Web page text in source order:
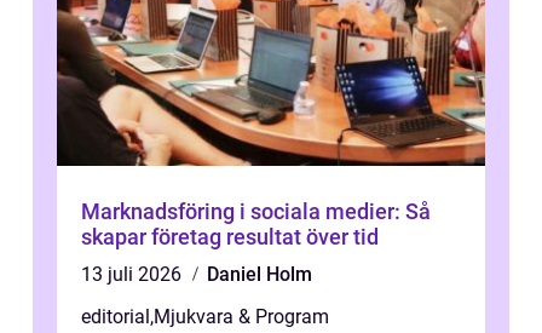
Marknadsföring i sociala medier: Så
skapar företag resultat över tid
13 juli 2026
Daniel Holm
editorial,Mjukvara & Program